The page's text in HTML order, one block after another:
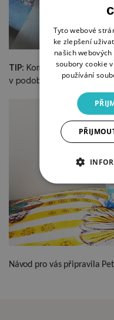
TIP: Kombinujte barvy a
v podobném stylu.
Návod pro vás připravila
Tyto webové
ke zlepšení
našich
soubory cookie
používání